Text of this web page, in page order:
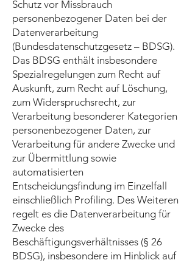
Schutz vor Missbrauch
personenbezogener Daten bei der
Datenverarbeitung
(Bundesdatenschutzgesetz – BDSG).
Das BDSG enthält insbesondere
Spezialregelungen zum Recht auf
Auskunft, zum Recht auf Löschung,
zum Widerspruchsrecht, zur
Verarbeitung besonderer Kategorien
personenbezogener Daten, zur
Verarbeitung für andere Zwecke und
zur Übermittlung sowie
automatisierten
Entscheidungsfindung im Einzelfall
einschließlich Profiling. Des Weiteren
regelt es die Datenverarbeitung für
Zwecke des
Beschäftigungsverhältnisses (§ 26
BDSG), insbesondere im Hinblick auf